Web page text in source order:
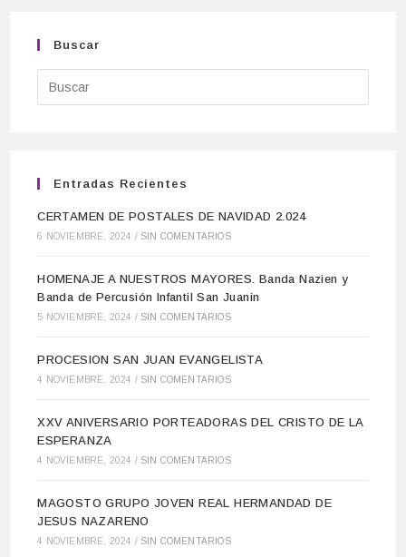
Buscar
Entradas Recientes
CERTAMEN DE POSTALES DE NAVIDAD 2.024
6 NOVIEMBRE, 2024 / SIN COMENTARIOS
HOMENAJE A NUESTROS MAYORES. Banda Nazien y
Banda de Percusión Infantil San Juanin
5 NOVIEMBRE, 2024 / SIN COMENTARIOS
PROCESION SAN JUAN EVANGELISTA
4 NOVIEMBRE, 2024 / SIN COMENTARIOS
XXV ANIVERSARIO PORTEADORAS DEL CRISTO DE LA
ESPERANZA
4 NOVIEMBRE, 2024 / SIN COMENTARIOS
MAGOSTO GRUPO JOVEN REAL HERMANDAD DE
JESUS NAZARENO
4 NOVIEMBRE, 2024 / SIN COMENTARIOS